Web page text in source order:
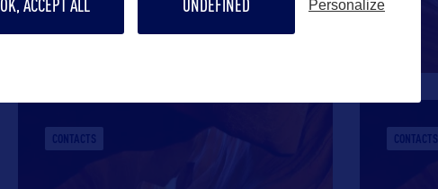
CONTACTS CONTACTS
OK, ACCEPT ALL UNDEFINED Personalize